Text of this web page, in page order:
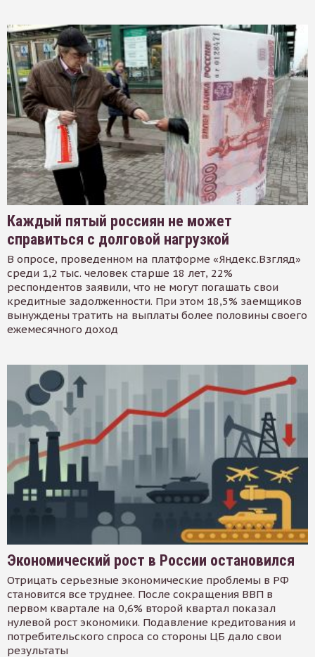
Каждый пятый россиян не может
справиться с долговой нагрузкой
В опросе, проведенном на платформе «Яндекс.Взгляд»
среди 1,2 тыс. человек старше 18 лет, 22%
респондентов заявили, что не могут погашать свои
кредитные задолженности. При этом 18,5% заемщиков
вынуждены тратить на выплаты более половины своего
ежемесячного доход
Экономический рост в России остановился
Отрицать серьезные экономические проблемы в РФ
становится все труднее. После сокращения ВВП в
первом квартале на 0,6% второй квартал показал
нулевой рост экономики. Подавление кредитования и
потребительского спроса со стороны ЦБ дало свои
результаты